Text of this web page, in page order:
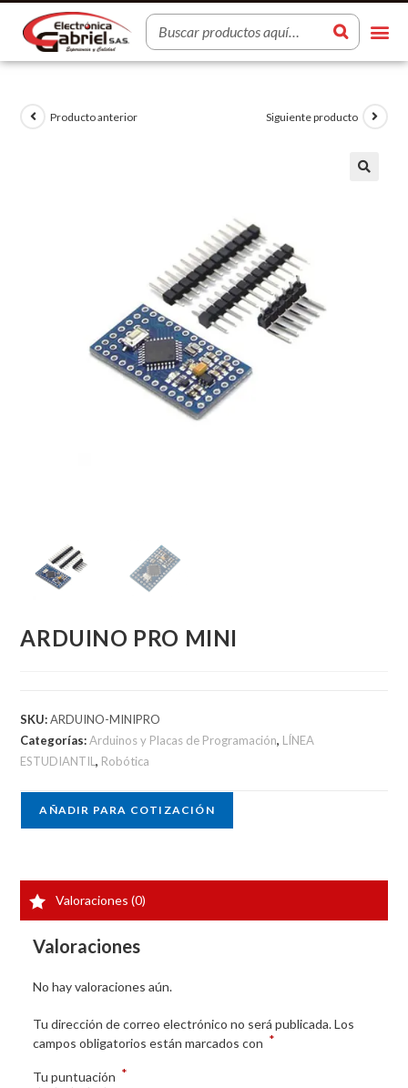
Producto anterior Siguiente producto
ARDUINO PRO MINI
SKU:ARDUINO-MINIPRO
Categorías:Arduinos y Placas de Programación, LÍNEA
ESTUDIANTIL, Robótica
AÑADIR PARA COTIZACIÓN
Valoraciones (0)
Valoraciones
No hay valoraciones aún.
Tu dirección de correo electrónico no será publicada. Los
campos obligatorios están marcados con *
Tu puntuación *